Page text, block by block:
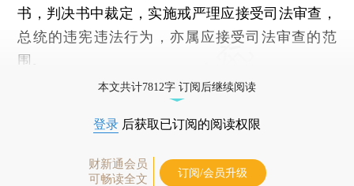
书，判决书中裁定，实施戒严理应接受司法审查，
总统的违宪违法行为，亦属应接受司法审查的范
围。
本文共计7812字 订阅后继续阅读
登录 后获取已订阅的阅读权限
财新通会员
可畅读全文
订阅/会员升级